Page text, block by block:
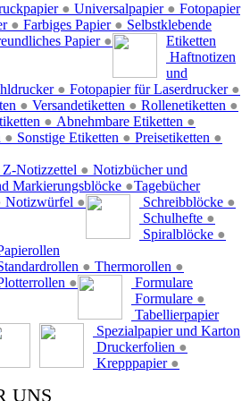
● Universalpapier ●
● Farbiges Papier ●
Papier ●
Fotopapier
● Fotopapier für Laserdrucker ●
Selbstklebende
Etiketten
● Versandetiketten ● Rollenetiketten ●
● Abnehmbare Etiketten ●
● Sonstige Etiketten ● Preisetiketten ●
Haftnotizen
und
Z-Notizzettel ●
Markierungsblöcke ●
Notizwürfel ●
Notizbücher und
Tagebücher
Schreibblöcke ●
Schulhefte ●
Spiralblöcke ●
● Thermorollen ●
●
Formulare
Formulare ●
Tabellierpapier
Spezialpapier und Karton
Druckerfolien ●
Krepppapier ●
UNS